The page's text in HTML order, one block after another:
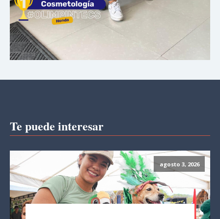
Te puede interesar
agosto 3, 2026